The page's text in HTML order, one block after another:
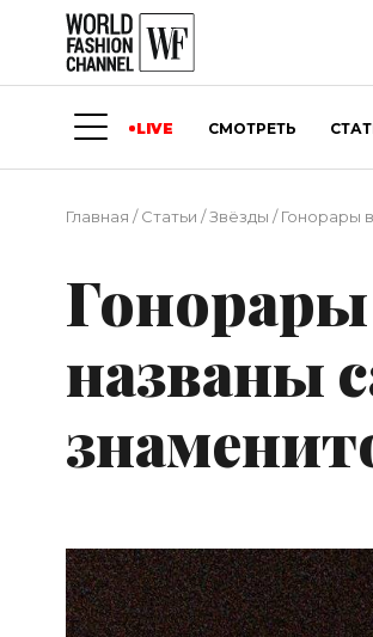
LIVE СМОТРЕТЬ
Главная /Статьи /Звёзды /Гонорары
названы